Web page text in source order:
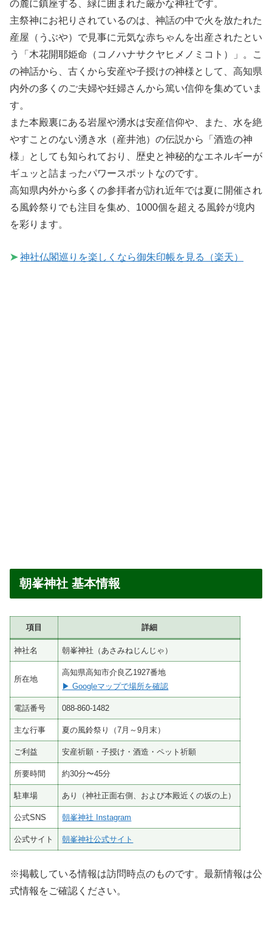
の麓に鎮座する、緑に囲まれた厳かな神社です。
主祭神にお祀りされているのは、神話の中で火を放たれた
産屋（うぶや）で見事に元気な赤ちゃんを出産されたとい
う「木花開耶姫命（コノハナサクヤヒメノミコト）」。こ
の神話から、古くから安産や子授けの神様として、高知県
内外の多くのご夫婦や妊婦さんから篤い信仰を集めていま
す。
また本殿裏にある岩屋や湧水は安産信仰や、また、水を絶
やすことのない湧き水（産井池）の伝説から「酒造の神
様」としても知られており、歴史と神秘的なエネルギーが
ギュッと詰まったパワースポットなのです。
高知県内外から多くの参拝者が訪れ近年では夏に開催され
る風鈴祭りでも注目を集め、1000個を超える風鈴が境内
を彩ります。
➤ 神社仏閣巡りを楽しくなら御朱印帳を見る（楽天）
朝峯神社 基本情報
項目 詳細
神社名 朝峯神社（あさみねじんじゃ）
所在地
高知県高知市介良乙1927番地
▶ Googleマップで場所を確認
電話番号 088-860-1482
主な行事 夏の風鈴祭り（7月～9月末）
ご利益 安産祈願・子授け・酒造・ペット祈願
所要時間 約30分〜45分
駐車場 あり（神社正面右側、および本殿近くの坂の上）
公式SNS 朝峯神社 Instagram
公式サイト 朝峯神社公式サイト
※掲載している情報は訪問時点のものです。最新情報は公
式情報をご確認ください。